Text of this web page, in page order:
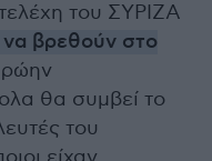
του ΣΥΡΙΖΑ
βρεθούν στο
θα συμβεί το
του